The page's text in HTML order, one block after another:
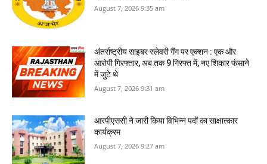
August 7, 2026 9:35 am
अंतर्राष्ट्रीय साइबर स्लेवरी गैंग पर एक्शन : एक और
आरोपी गिरफ्तार, अब तक 9 गिरफ्त में, नए शिकार फंसाने
में जुटे थे
August 7, 2026 9:31 am
आरपीएससी ने जारी किया विभिन्न पदों का साक्षात्कार
कार्यक्रम
August 7, 2026 9:27 am